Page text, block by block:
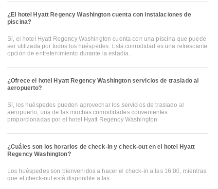
¿El hotel Hyatt Regency Washington cuenta con instalaciones de
piscina?
Sí, el hotel Hyatt Regency Washington cuenta con una piscina que puede
ser utilizada por todos los huéspedes. Esta comodidad es una refrescante
opción de entretenimiento durante la estadía.
¿Ofrece el hotel Hyatt Regency Washington servicios de traslado al
aeropuerto?
Sí, los huéspedes pueden aprovechar los servicios de traslado al
aeropuerto, una de las muchas comodidades convenientes
proporcionadas por el hotel Hyatt Regency Washington
¿Cuáles son los horarios de check-in y check-out en el hotel Hyatt
Regency Washington?
Los huéspedes son bienvenidos a hacer el check-in a las 16:00, mientras
que el check-out está disponible a las